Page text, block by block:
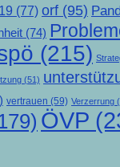
(77) orf (95)
(74)
(215)
(51)
vertrauen (59) Verzerrung
ÖVP